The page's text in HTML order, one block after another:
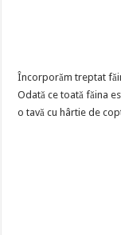
Încorporăm treptat
Odată ce toată făina
o tavă cu hârtie de